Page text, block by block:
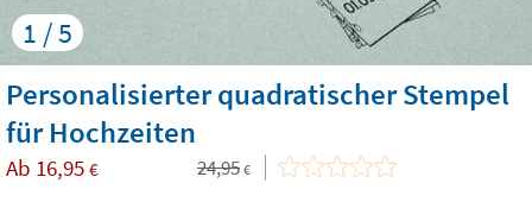
1 / 5
Personalisierter quadratischer Stempel
für Hochzeiten
Ab 16,95 € 24,95 €